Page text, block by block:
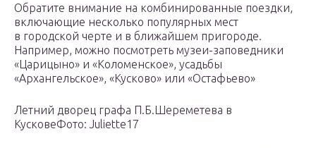
Обратите внимание на комбинированные поездки,
включающие несколько популярных мест
в городской черте и в ближайшем пригороде.
Например, можно посмотреть музеи-заповедники
«Царицыно» и «Коломенское», усадьбы
«Архангельское», «Кусково» или «Остафьево»
Летний дворец графа П.Б.Шереметева в
КусковеФото: Juliette17